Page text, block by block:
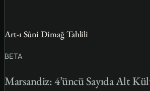
Art-ı Sûni Dimağ Tahlili
BETA
Marsandiz: 4’üncü Sayıda Alt